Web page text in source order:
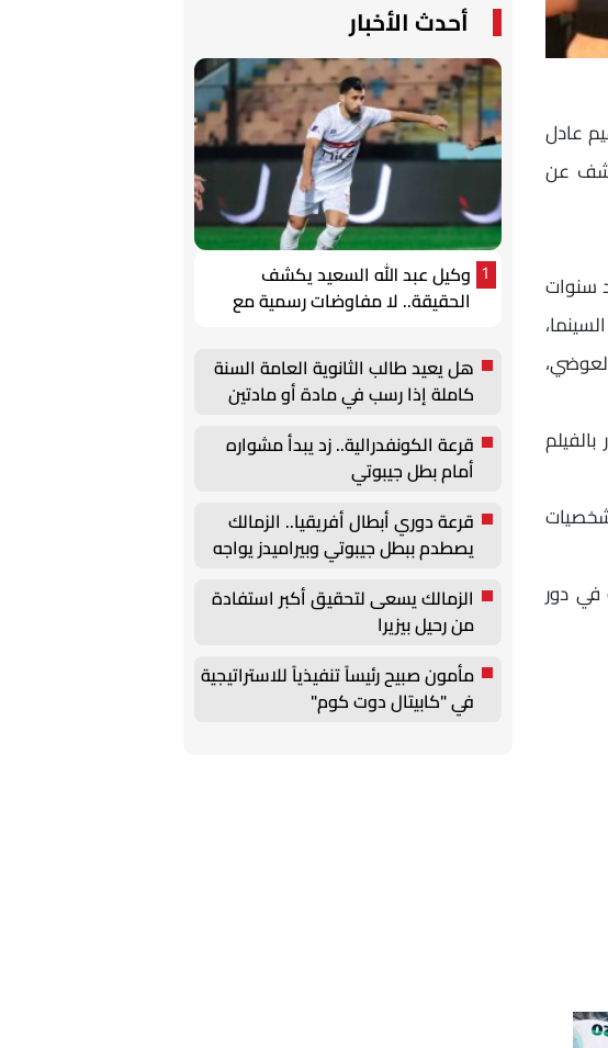
عادل
لتكشف عن
سنوات
السينما،
بالفيلم
في دور
أحدث الأخبار
1
وكيل عبد الله السعيد يكشف
الحقيقة.. لا مفاوضات رسمية مع
هل يعيد طالب الثانوية العامة السنة
كاملة إذا رسب في مادة أو مادتين
بالدور الثاني؟ التعليم توضح
قرعة الكونفدرالية.. زد يبدأ مشواره
أمام بطل جيبوتي
قرعة دوري أبطال أفريقيا.. الزمالك
يصطدم ببطل جيبوتي وبيراميدز يواجه
الزمالك يسعى لتحقيق أكبر استفادة
من رحيل بيزيرا
مأمون صبيح رئيساً تنفيذياً للاستراتيجية
في "كابيتال دوت كوم"